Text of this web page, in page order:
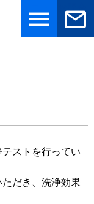
ー
お問合
ストを行ってい
だき、洗浄効果